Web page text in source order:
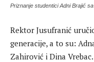
Priznanje studentici Adni Brajić
Rektor Jusufranić
generacije, a to su:
Zahirović i Dina Vrebac.